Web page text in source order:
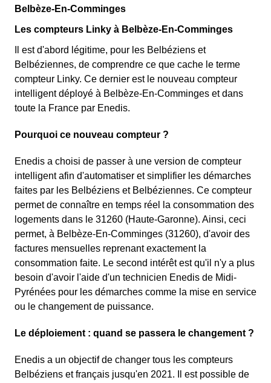
Belbèze-En-Comminges
Les compteurs Linky à Belbèze-En-Comminges
Il est d'abord légitime, pour les Belbéziens et
Belbéziennes, de comprendre ce que cache le terme
compteur Linky. Ce dernier est le nouveau compteur
intelligent déployé à Belbèze-En-Comminges et dans
toute la France par Enedis.
Pourquoi ce nouveau compteur ?
Enedis a choisi de passer à une version de compteur
intelligent afin d'automatiser et simplifier les démarches
faites par les Belbéziens et Belbéziennes. Ce compteur
permet de connaître en temps réel la consommation des
logements dans le 31260 (Haute-Garonne). Ainsi, ceci
permet, à Belbèze-En-Comminges (31260), d'avoir des
factures mensuelles reprenant exactement la
consommation faite. Le second intérêt est qu'il n'y a plus
besoin d'avoir l'aide d'un technicien Enedis de Midi-
Pyrénées pour les démarches comme la mise en service
ou le changement de puissance.
Le déploiement : quand se passera le changement ?
Enedis a un objectif de changer tous les compteurs
Belbéziens et français jusqu'en 2021. Il est possible de